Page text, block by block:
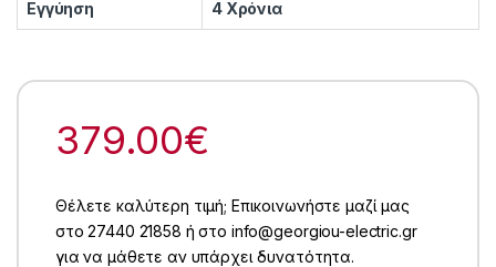
Εγγύηση 4 Χρόνια
379.00€
Θέλετε καλύτερη τιμή; Επικοινωνήστε μαζί μας
στο 27440 21858 ή στο info@georgiou-electric.gr
για να μάθετε αν υπάρχει δυνατότητα.